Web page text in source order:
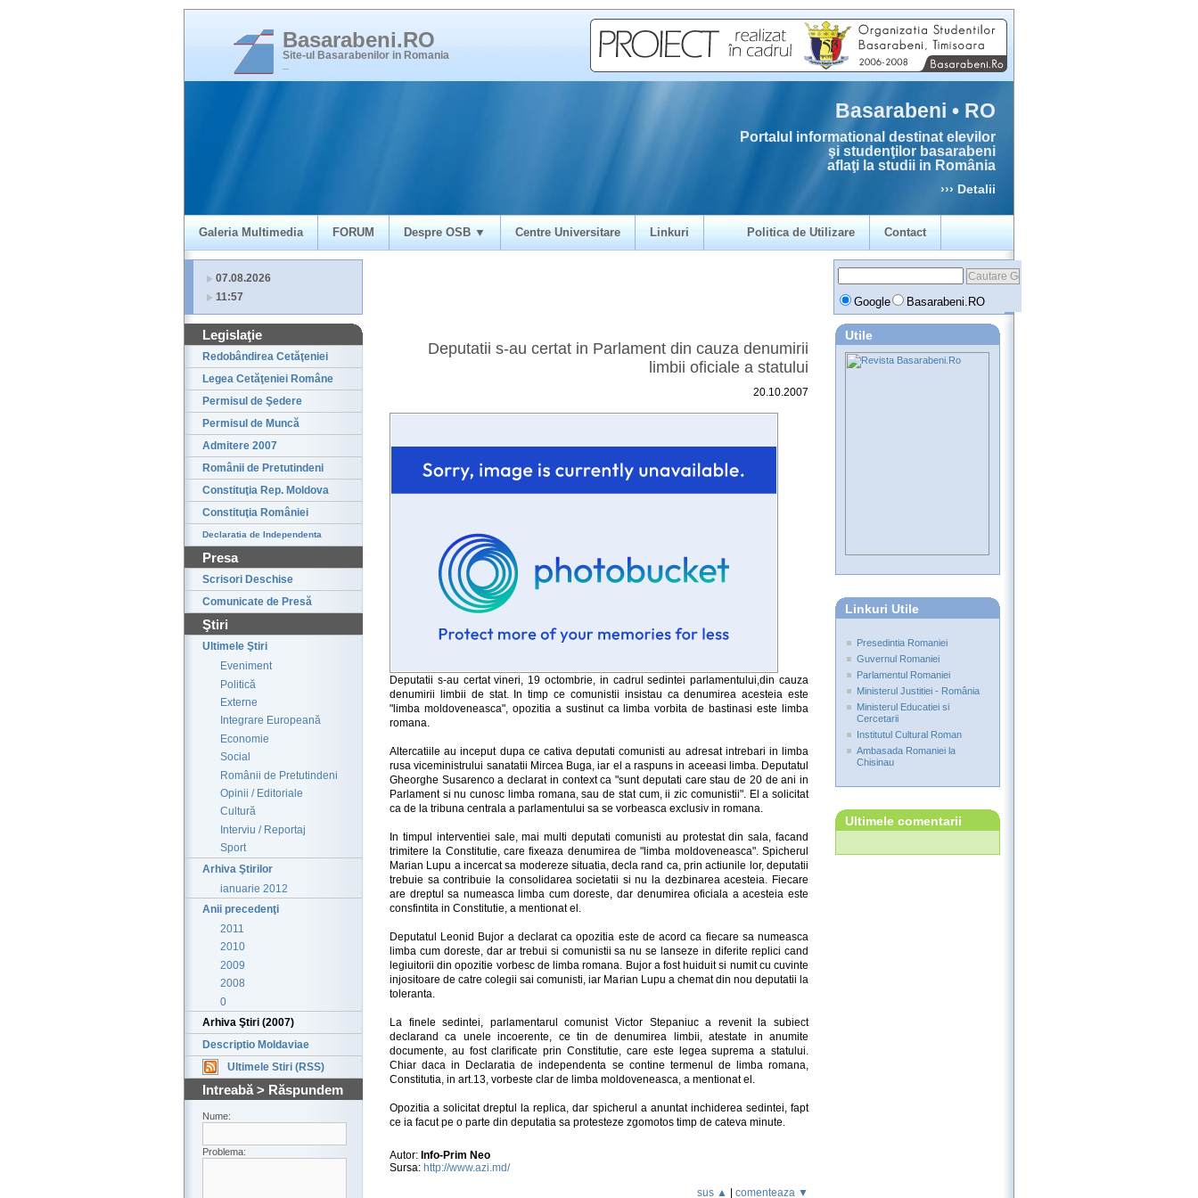
Basarabeni.RO
Site-ul Basarabenilor in Romania
Basarabeni • RO
Portalul informational destinat elevilor
şi studenţilor basarabeni
aflaţi la studii in România
››› Detalii
Galeria Multimedia FORUM Despre OSB ▼ Centre Universitare Linkuri Politica de Utilizare Contact
07.08.2026
11:57
Google Basarabeni.RO
Legislaţie
Redobândirea Cetăţeniei
Legea Cetăţeniei Române
Permisul de Şedere
Permisul de Muncă
Admitere 2007
Românii de Pretutindeni
Constituţia Rep. Moldova
Constituţia României
Declaratia de Independenta
Presa
Scrisori Deschise
Comunicate de Presă
Ştiri
Ultimele Ştiri
Eveniment
Politică
Externe
Integrare Europeană
Economie
Social
Românii de Pretutindeni
Opinii / Editoriale
Cultură
Interviu / Reportaj
Sport
Arhiva Ştirilor
ianuarie 2012
Anii precedenţi
2011
2010
2009
2008
0
Arhiva Ştiri (2007)
Descriptio Moldaviae
Ultimele Stiri (RSS)
Intreabă > Răspundem
Nume:
Problema:
Deputatii s-au certat in Parlament din cauza denumirii
limbii oficiale a statului
20.10.2007
Deputatii s-au certat vineri, 19 octombrie, in cadrul sedintei parlamentului,din cauza
denumirii limbii de stat. In timp ce comunistii insistau ca denumirea acesteia este
"limba moldoveneasca", opozitia a sustinut ca limba vorbita de bastinasi este limba
romana.
Altercatiile au inceput dupa ce cativa deputati comunisti au adresat intrebari in limba
rusa viceministrului sanatatii Mircea Buga, iar el a raspuns in aceeasi limba. Deputatul
Gheorghe Susarenco a declarat in context ca "sunt deputati care stau de 20 de ani in
Parlament si nu cunosc limba romana, sau de stat cum, ii zic comunistii". El a solicitat
ca de la tribuna centrala a parlamentului sa se vorbeasca exclusiv in romana.
In timpul interventiei sale, mai multi deputati comunisti au protestat din sala, facand
trimitere la Constitutie, care fixeaza denumirea de "limba moldoveneasca". Spicherul
Marian Lupu a incercat sa modereze situatia, decla rand ca, prin actiunile lor, deputatii
trebuie sa contribuie la consolidarea societatii si nu la dezbinarea acesteia. Fiecare
are dreptul sa numeasca limba cum doreste, dar denumirea oficiala a acesteia este
consfintita in Constitutie, a mentionat el.
Deputatul Leonid Bujor a declarat ca opozitia este de acord ca fiecare sa numeasca
limba cum doreste, dar ar trebui si comunistii sa nu se lanseze in diferite replici cand
legiuitorii din opozitie vorbesc de limba romana. Bujor a fost huiduit si numit cu cuvinte
injositoare de catre colegii sai comunisti, iar Marian Lupu a chemat din nou deputatii la
toleranta.
La finele sedintei, parlamentarul comunist Victor Stepaniuc a revenit la subiect
declarand ca unele incoerente, ce tin de denumirea limbii, atestate in anumite
documente, au fost clarificate prin Constitutie, care este legea suprema a statului.
Chiar daca in Declaratia de independenta se contine termenul de limba romana,
Constitutia, in art.13, vorbeste clar de limba moldoveneasca, a mentionat el.
Opozitia a solicitat dreptul la replica, dar spicherul a anuntat inchiderea sedintei, fapt
ce ia facut pe o parte din deputatia sa protesteze zgomotos timp de cateva minute.
Autor: Info-Prim Neo
Sursa: http://www.azi.md/
sus ▲
comenteaza ▼
Utile
Linkuri Utile
Presedintia Romaniei
Guvernul Romaniei
Parlamentul Romaniei
Ministerul Justitiei - România
Ministerul Educatiei si
Cercetarii
Institutul Cultural Roman
Ambasada Romaniei la
Chisinau
Ultimele comentarii